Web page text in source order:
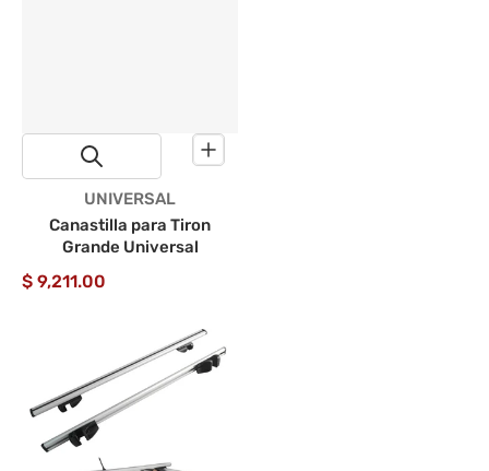
Proveedor:
UNIVERSAL
Canastilla para Tiron
Grande Universal
$ 9,211.00